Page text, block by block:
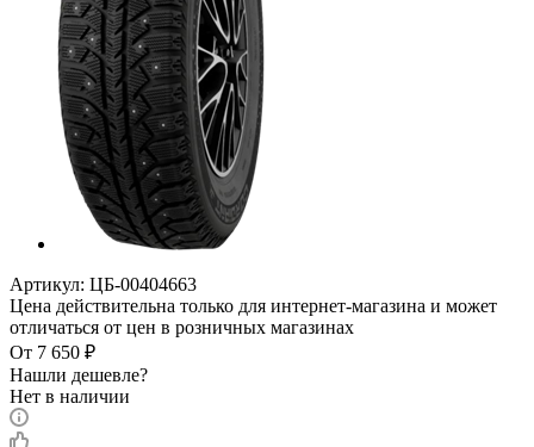
Артикул: ЦБ-00404663
Цена действительна только для интернет-магазина и может
отличаться от цен в розничных магазинах
От 7 650 ₽
Нашли дешевле?
Нет в наличии